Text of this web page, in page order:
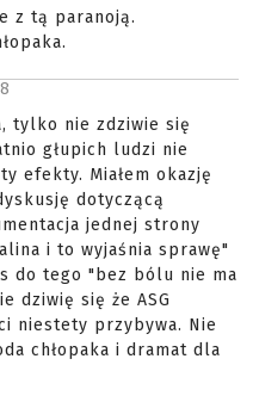
z tą paranoją.
tylko nie zdziwie się
głupich ludzi nie
efekty. Miałem okazję
dotyczącą
jednej strony
i to wyjaśnia sprawę"
do tego "bez bólu nie ma
dziwię się że ASG
niestety przybywa. Nie
chłopaka i dramat dla